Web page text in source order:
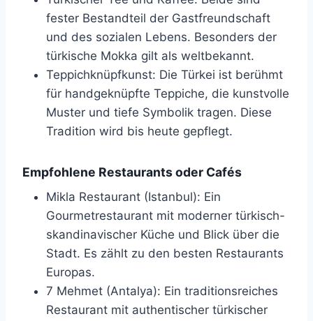
fester Bestandteil der Gastfreundschaft
und des sozialen Lebens. Besonders der
türkische Mokka gilt als weltbekannt.
Teppichknüpfkunst: Die Türkei ist berühmt
für handgeknüpfte Teppiche, die kunstvolle
Muster und tiefe Symbolik tragen. Diese
Tradition wird bis heute gepflegt.
Empfohlene Restaurants oder Cafés
Mikla Restaurant (Istanbul): Ein
Gourmetrestaurant mit moderner türkisch-
skandinavischer Küche und Blick über die
Stadt. Es zählt zu den besten Restaurants
Europas.
7 Mehmet (Antalya): Ein traditionsreiches
Restaurant mit authentischer türkischer